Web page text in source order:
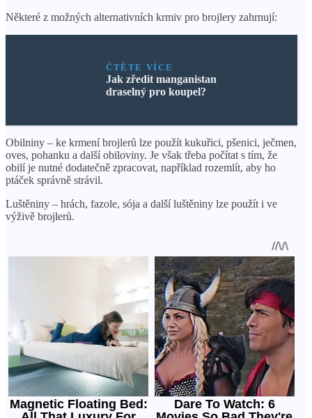
Některé z možných alternativních krmiv pro brojlery zahrnují:
ČTĚTE VÍCE
Jak zředit manganistan
draselný pro koupel?
Obilniny – ke krmení brojlerů lze použít kukuřici, pšenici, ječmen,
oves, pohanku a další obiloviny. Je však třeba počítat s tím, že
obilí je nutné dodatečně zpracovat, například rozemlít, aby ho
ptáček správně strávil.
Luštěniny – hrách, fazole, sója a další luštěniny lze použít i ve
výživě brojlerů.